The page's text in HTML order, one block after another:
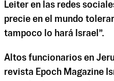
Leiter en las redes
precie en el mundo
tampoco lo hará Israel”.
Altos funcionarios en
revista Epoch Magazine